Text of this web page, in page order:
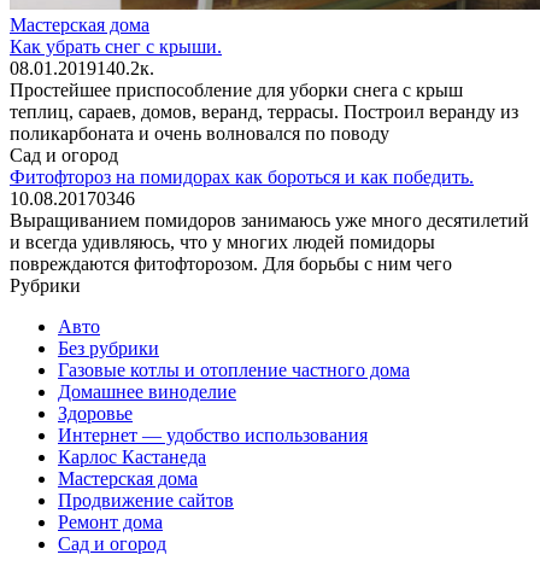
Мастерская дома
Как убрать снег с крыши.
08.01.2019140.2к.
Простейшее приспособление для уборки снега с крыш
теплиц, сараев, домов, веранд, террасы. Построил веранду из
поликарбоната и очень волновался по поводу
Сад и огород
Фитофтороз на помидорах как бороться и как победить.
10.08.20170346
Выращиванием помидоров занимаюсь уже много десятилетий
и всегда удивляюсь, что у многих людей помидоры
повреждаются фитофторозом. Для борьбы с ним чего
Рубрики
Авто
Без рубрики
Газовые котлы и отопление частного дома
Домашнее виноделие
Здоровье
Интернет — удобство использования
Карлос Кастанеда
Мастерская дома
Продвижение сайтов
Ремонт дома
Сад и огород